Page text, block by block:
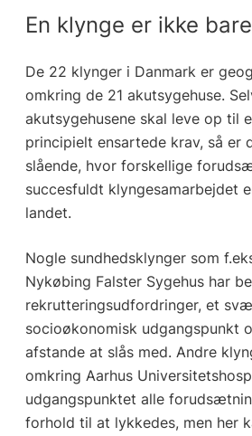
En klynge er ikke
De 22 klynger i Danmark er
omkring de 21 akutsygehuse.
akutsygehusene skal leve op til
principielt ensartede krav, så er
slående, hvor forskellige
succesfuldt klyngesamarbejdet
landet.
Nogle sundhedsklynger som
Nykøbing Falster Sygehus har
rekrutteringsudfordringer, et
socioøkonomisk udgangspunkt
afstande at slås med. Andre
omkring Aarhus
udgangspunktet alle
forhold til at lykkedes, men her